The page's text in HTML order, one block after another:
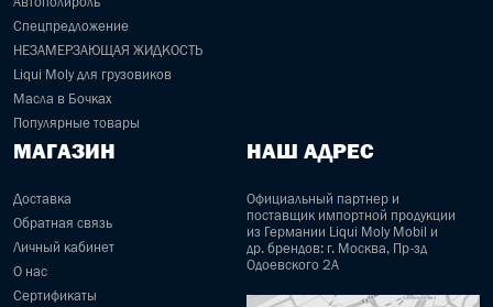
Спецпредложение
НЕЗАМЕРЗАЮЩАЯ ЖИДКОСТЬ
Liqui Moly для грузовиков
Масла в Бочках
Популярные товары
МАГАЗИН
Доставка
Обратная связь
Личный кабинет
О нас
Сертификаты
НАШ АДРЕС
Официальный партнер и
поставщик импортной продукции
из Германии Liqui Moly Mobil и
др. брендов: г. Москва, Пр-зд
Одоевского 2А